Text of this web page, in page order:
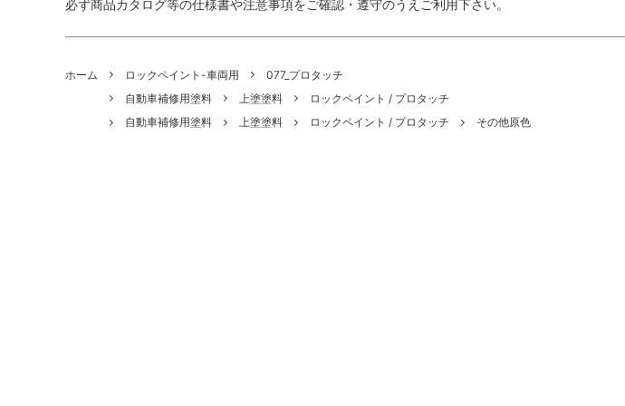
必ず商品カタログ等の仕様書や注意事項をご確認・遵守のうえご利用下さい。
ホーム ロックペイント-車両用
077_プロタッチ
自動車補修用塗料
上塗塗料
ロックペイント / プロタッチ
自動車補修用塗料
上塗塗料 ロックペイント / プロタッチ その他原色